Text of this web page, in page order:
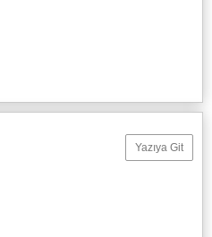
Yazıya Git